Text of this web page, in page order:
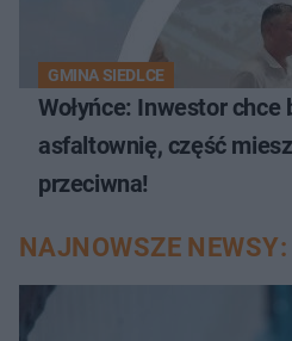
GMINA SIEDLCE
Wołyńce: Inwestor chce
asfaltownię, część
przeciwna!
NAJNOWSZE NEWSY: